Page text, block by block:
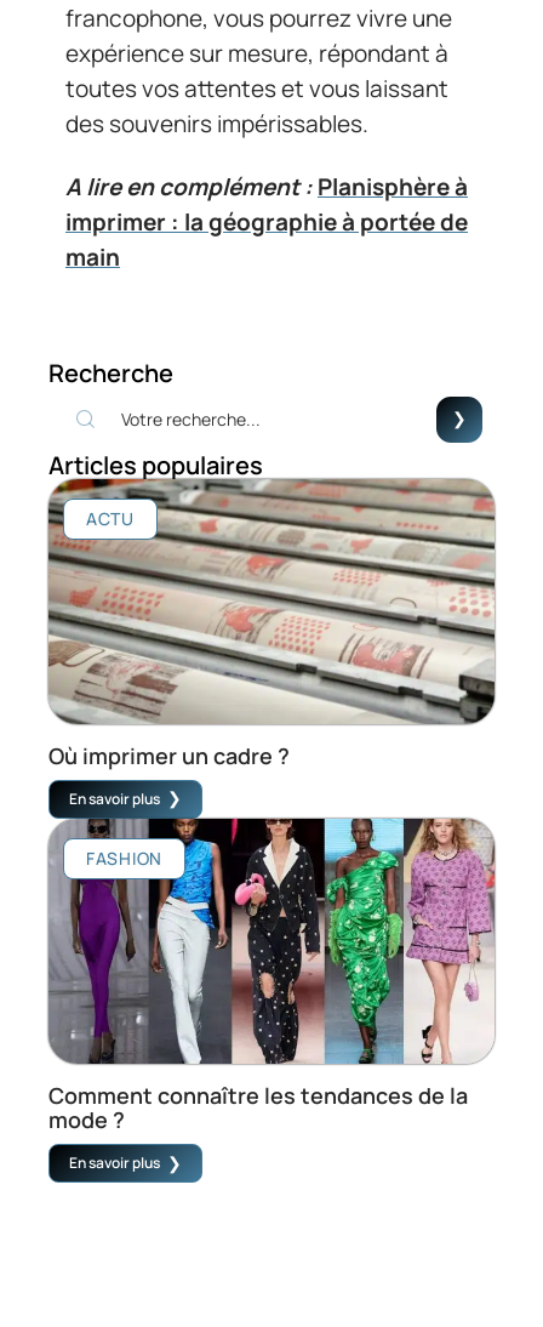
francophone, vous pourrez vivre une
expérience sur mesure, répondant à
toutes vos attentes et vous laissant
des souvenirs impérissables.
A lire en complément :Planisphère à
imprimer : la géographie à portée de
main
Recherche
Articles populaires
ACTU
Où imprimer un cadre ?
En savoir plus
FASHION
Comment connaître les tendances de la
mode ?
En savoir plus